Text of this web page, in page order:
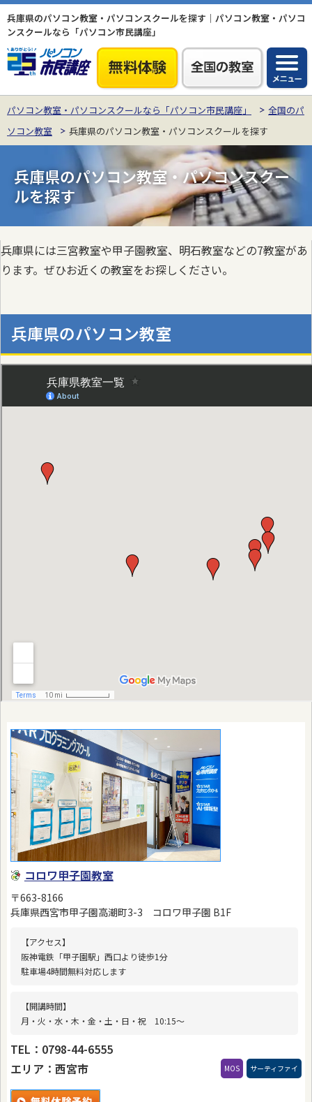
兵庫県のパソコン教室・パソコンスクールを探す｜パソコン教室・パソコ
ンスクールなら「パソコン市民講座」
パソコン教室・パソコンスクールなら「パソコン市民講座」
全国のパ
ソコン教室
兵庫県のパソコン教室・パソコンスクールを探す
兵庫県のパソコン教室・パソコンスクー
ルを探す
兵庫県には三宮教室や甲子園教室、明石教室などの7教室があ
ります。ぜひお近くの教室をお探しください。
兵庫県のパソコン教室
コロワ甲子園教室
〒663-8166
兵庫県西宮市甲子園高潮町3-3 コロワ甲子園 B1F
【アクセス】
阪神電鉄「甲子園駅」西口より徒歩1分
駐車場4時間無料対応します
【開講時間】
月・火・水・木・金・土・日・祝 10:15〜
TEL：0798-44-6555
エリア：西宮市
サーティファイ
MOS